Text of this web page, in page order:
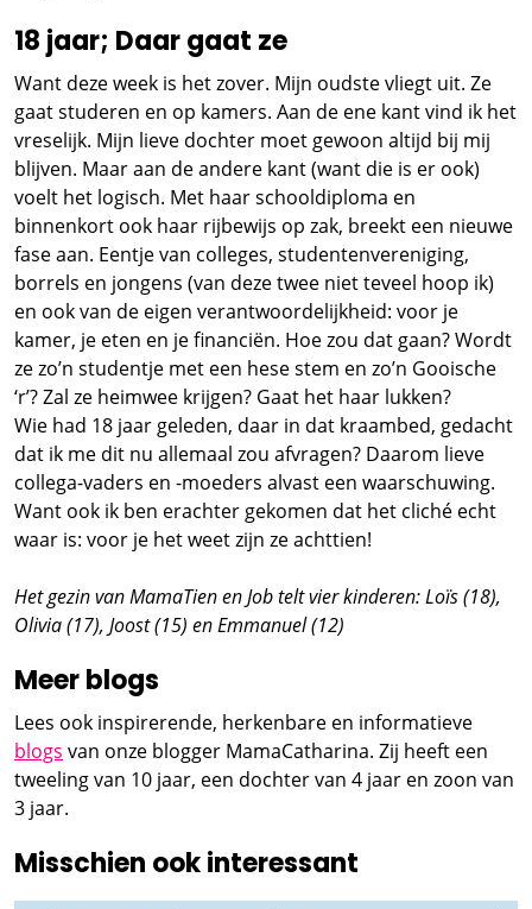
Misschien ook interessant
18 jaar; Daar gaat ze
Want deze week is het zover. Mijn oudste vliegt uit. Ze
gaat studeren en op kamers. Aan de ene kant vind ik het
vreselijk. Mijn lieve dochter moet gewoon altijd bij mij
blijven. Maar aan de andere kant (want die is er ook)
voelt het logisch. Met haar schooldiploma en
binnenkort ook haar rijbewijs op zak, breekt een nieuwe
fase aan. Eentje van colleges, studentenvereniging,
borrels en jongens (van deze twee niet teveel hoop ik)
en ook van de eigen verantwoordelijkheid: voor je
kamer, je eten en je financiën. Hoe zou dat gaan? Wordt
ze zo’n studentje met een hese stem en zo’n Gooische
‘r’? Zal ze heimwee krijgen? Gaat het haar lukken?
Wie had 18 jaar geleden, daar in dat kraambed, gedacht
dat ik me dit nu allemaal zou afvragen? Daarom lieve
collega-vaders en -moeders alvast een waarschuwing.
Want ook ik ben erachter gekomen dat het cliché echt
waar is: voor je het weet zijn ze achttien!
Het gezin van MamaTien en Job telt vier kinderen: Loïs (18),
Olivia (17), Joost (15) en Emmanuel (12)
Meer blogs
Lees ook inspirerende, herkenbare en informatieve
blogs van onze blogger MamaCatharina. Zij heeft een
tweeling van 10 jaar, een dochter van 4 jaar en zoon van
3 jaar.